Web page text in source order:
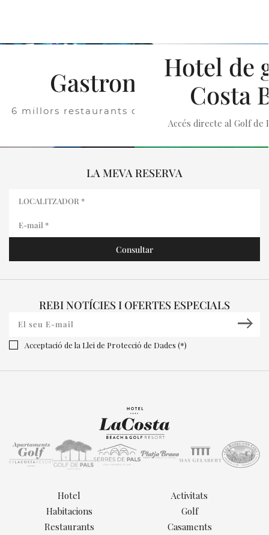
Gastronomia
6 millors restaurants de la Costa Brava
Hotel de
Costa
Accés directe al Golf de
LA MEVA RESERVA
REBI NOTÍCIES I OFERTES ESPECIALS
Acceptació de la Llei de Protecció de Dades (*)
Hotel
Habitacions
Restaurants
Activitats
Golf
Casaments